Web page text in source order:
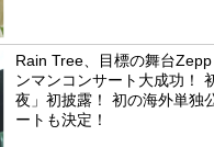
Rain Tree、目標の舞台
ンマンコンサート大成功！
夜」初披露！ 初の海外単独
ートも決定！